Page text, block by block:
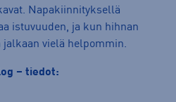
Napakiinnityksellä
istuvuuden, ja kun hihnan
jalkaan vielä helpommin.
– tiedot: